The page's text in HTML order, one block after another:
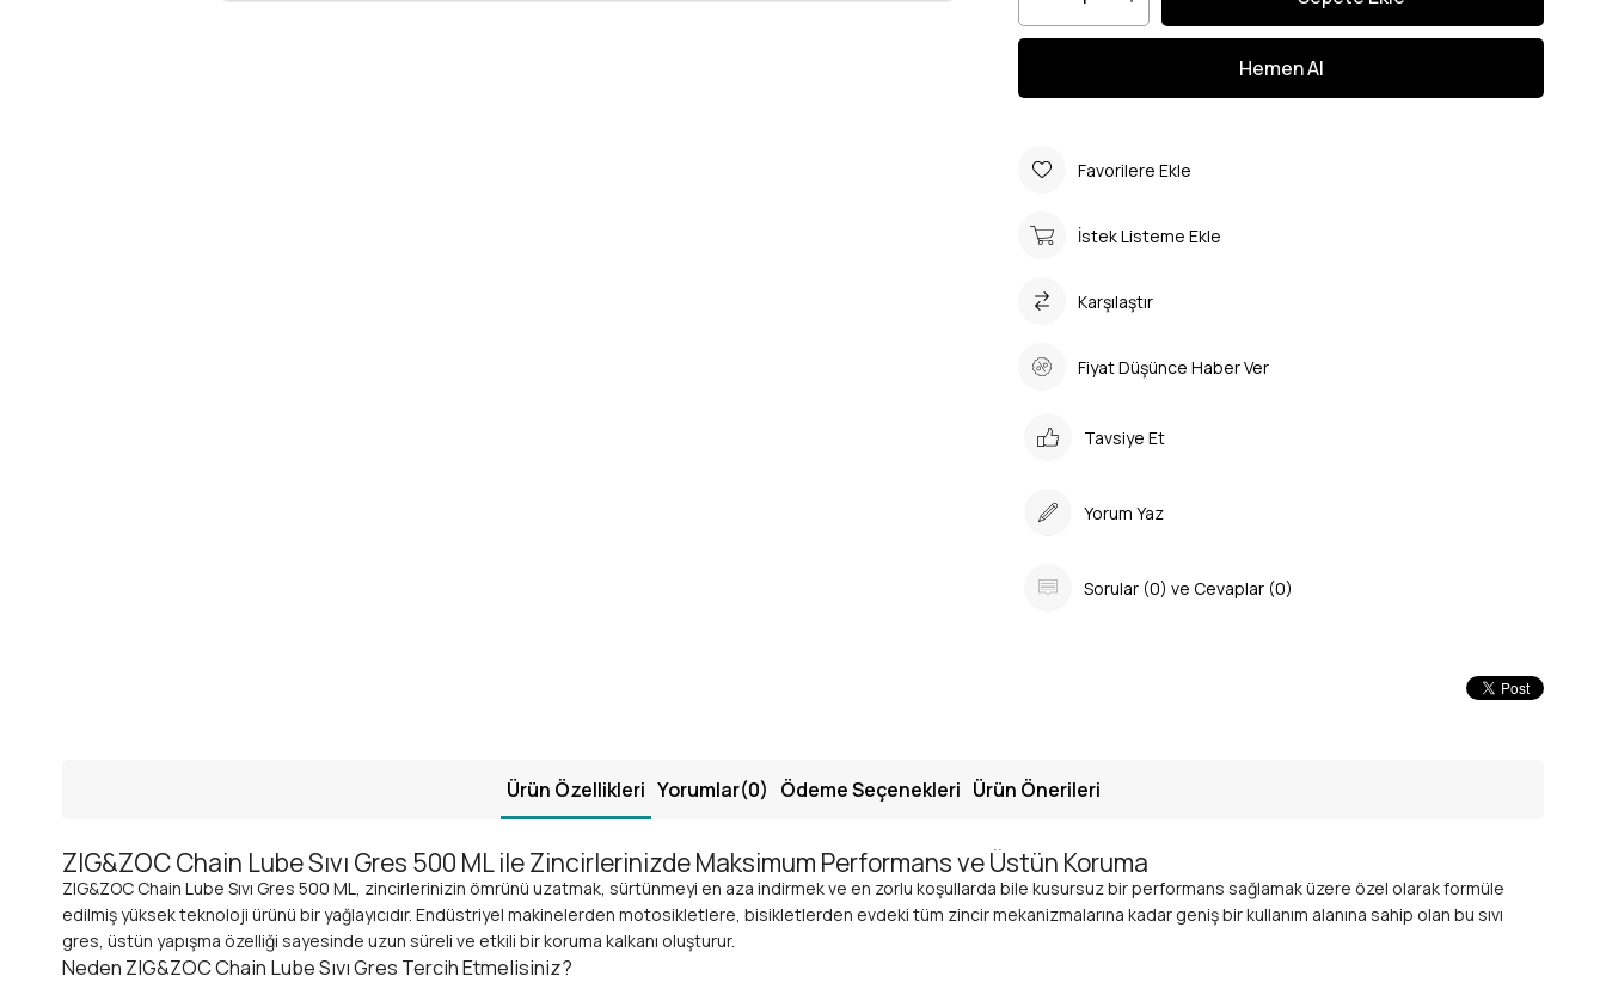
Favorilere Ekle
İstek Listeme Ekle
Karşılaştır
Fiyat Düşünce Haber Ver
Tavsiye Et
Yorum Yaz
Sorular (0) ve Cevaplar (0)
Ürün Özellikleri Yorumlar(0) Ödeme Seçenekleri Ürün Önerileri
ZIG&ZOC Chain Lube Sıvı Gres 500 ML ile Zincirlerinizde Maksimum Performans ve Üstün Koruma
ZIG&ZOC Chain Lube Sıvı Gres 500 ML, zincirlerinizin ömrünü uzatmak, sürtünmeyi en aza indirmek ve en zorlu koşullarda bile kusursuz bir performans sağlamak üzere özel olarak formüle
edilmiş yüksek teknoloji ürünü bir yağlayıcıdır. Endüstriyel makinelerden motosikletlere, bisikletlerden evdeki tüm zincir mekanizmalarına kadar geniş bir kullanım alanına sahip olan bu sıvı
gres, üstün yapışma özelliği sayesinde uzun süreli ve etkili bir koruma kalkanı oluşturur.
Neden ZIG&ZOC Chain Lube Sıvı Gres Tercih Etmelisiniz?